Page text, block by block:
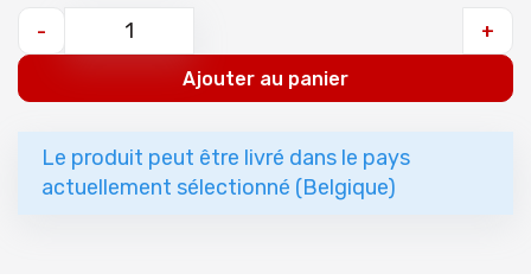
- +
Ajouter au panier
Le produit peut être livré dans le pays
actuellement sélectionné (Belgique)